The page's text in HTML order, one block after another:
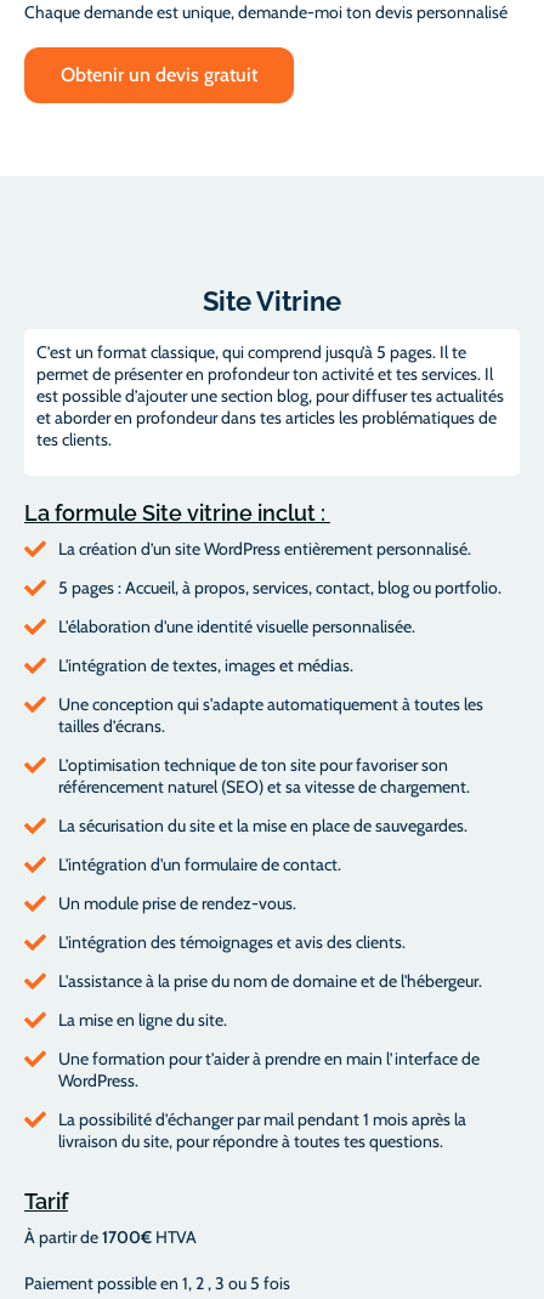
Chaque demande est unique, demande-moi ton devis personnalisé
Obtenir un devis gratuit
Site Vitrine
C’est un format classique, qui comprend jusqu’à 5 pages. Il te
permet de présenter en profondeur ton activité et tes services. Il
est possible d’ajouter une section blog, pour diffuser tes actualités
et aborder en profondeur dans tes articles les problématiques de
tes clients.
La formule Site vitrine inclut :
La création d’un site WordPress entièrement personnalisé.
5 pages : Accueil, à propos, services, contact, blog ou portfolio.
L'élaboration d'une identité visuelle personnalisée.
L'intégration de textes, images et médias.
Une conception qui s'adapte automatiquement à toutes les
tailles d’écrans.
L’optimisation technique de ton site pour favoriser son
référencement naturel (SEO) et sa vitesse de chargement.
La sécurisation du site et la mise en place de sauvegardes.
L'intégration d'un formulaire de contact.
Un module prise de rendez-vous.
L'intégration des témoignages et avis des clients.
L'assistance à la prise du nom de domaine et de l'hébergeur.
La mise en ligne du site.
Une formation pour t'aider à prendre en main l’interface de
WordPress.
La possibilité d’échanger par mail pendant 1 mois après la
livraison du site, pour répondre à toutes tes questions.
Tarif
À partir de1700€ HTVA
Paiement possible en 1, 2 , 3 ou 5 fois